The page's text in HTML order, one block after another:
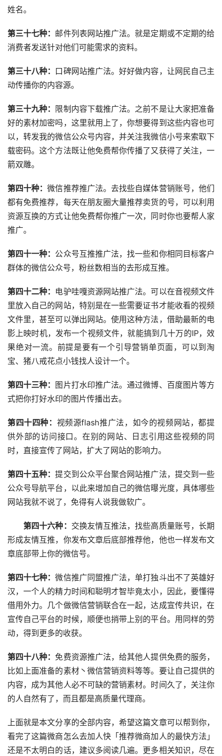
姓名。
第三十七种： 邮件列表网站推广法。就是定期或不定期的给
消费者发送针对他们可能需求的资料。
第三十八种： 口碑网站推广法。好好做内容，让网民自己主
动传播你的内容源。
第三十九种： 限制内容下载推广法。之前不是让大家把准备
好的素材加密吗，这里就用上了，你想要得到这些内容也可
以，转发我的微信公众号内容，并关注我微信小号来索取下
载密码。这个方法既让他免费帮你传播了又获得了关注，一
箭双雕。
第四十种：微信推荐推广法。去找些自媒体营销账号，他们
都有免费推荐，每天在朋友圈大量推荐卖货的号，可以利用
资源互换的方式让他免费帮你推广一次，同时你也要帮人家
推广。
第四十一种： 公众号互推推广法，找一些和你相同目标客户
群体的微信公众号，粉丝数相当的去形成互推。
第四十二种： 电驴哇嘎资源网站推广法。可以在音视频文件
里放入自己的网站，特别是在一些需要证书才能收看的视频
文件里，甚至可以弹出网站。使用这种方法，借助最新的电
影上映时机，发布一个视频文件，就能搞到几十万的IP，效
果绝对一流。前提是要有一个引导营销单页面，可以到淘
宝、猪八戒花点小钱找人设计一个。
第四十三种： 图片打水印推广法。通过微博、百度图片等方
式把你打好水印的图片传播出去。
第四十四种： 视频源flash推广法，如今的视频网站，都提
供外部的访问接口。在别的网站、日志引用这些视频的同
时，直接宣传了网站，扩大了网站的影响力。
第四十五种：提交到公众平台聚合网站推广法，提交到一些
公众号导航平台，以此来增加自己的微信曝光度，具体哪些
网站我就不说了，免得有人说我做软广。
第四十六种： 交换友情互推法，找些高质量账号，长期
形成友情互推，你发布文章后底部推荐他，他也一样发布文
章底部带上你的微信号。
第四十七种：微信推广同盟推广法，单打独斗出不了英雄好
汉，一个人的精力时间和聪明才智毕竟太小，因此，要懂得
借用外力。几个做微信营销联合在一起，达成宣传共识，在
宣传自己平台的时候，顺便也捎带上别的平台。用同样的劳
动，得到更多的收获。
第四十八种： 免费资源推广法，给其他人提供免费的服务，
比如上面准备的素材丶微信营销资料等等。要让自己提供的
内容，成为其他人必不可缺的营销素材。时间久了，关注你
的人自然有了，而且都是高质量代理商。
上面就是本文分享的全部内容，希望这篇文章可以帮到你，
看完了这篇微商怎么去加人快「推荐微商加人的最快方法」
还是不太明白的话，建议多阅读几遍。更多相关知识，尽在